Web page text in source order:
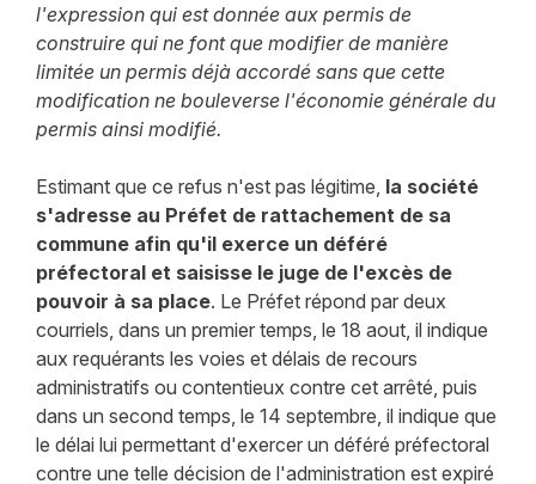
l'expression qui est donnée aux permis de
construire qui ne font que modifier de manière
limitée un permis déjà accordé sans que cette
modification ne bouleverse l'économie générale du
permis ainsi modifié.
Estimant que ce refus n'est pas légitime, la société
s'adresse au Préfet de rattachement de sa
commune afin qu'il exerce un déféré
préfectoral et saisisse le juge de l'excès de
pouvoir à sa place. Le Préfet répond par deux
courriels, dans un premier temps, le 18 aout, il indique
aux requérants les voies et délais de recours
administratifs ou contentieux contre cet arrêté, puis
dans un second temps, le 14 septembre, il indique que
le délai lui permettant d'exercer un déféré préfectoral
contre une telle décision de l'administration est expiré